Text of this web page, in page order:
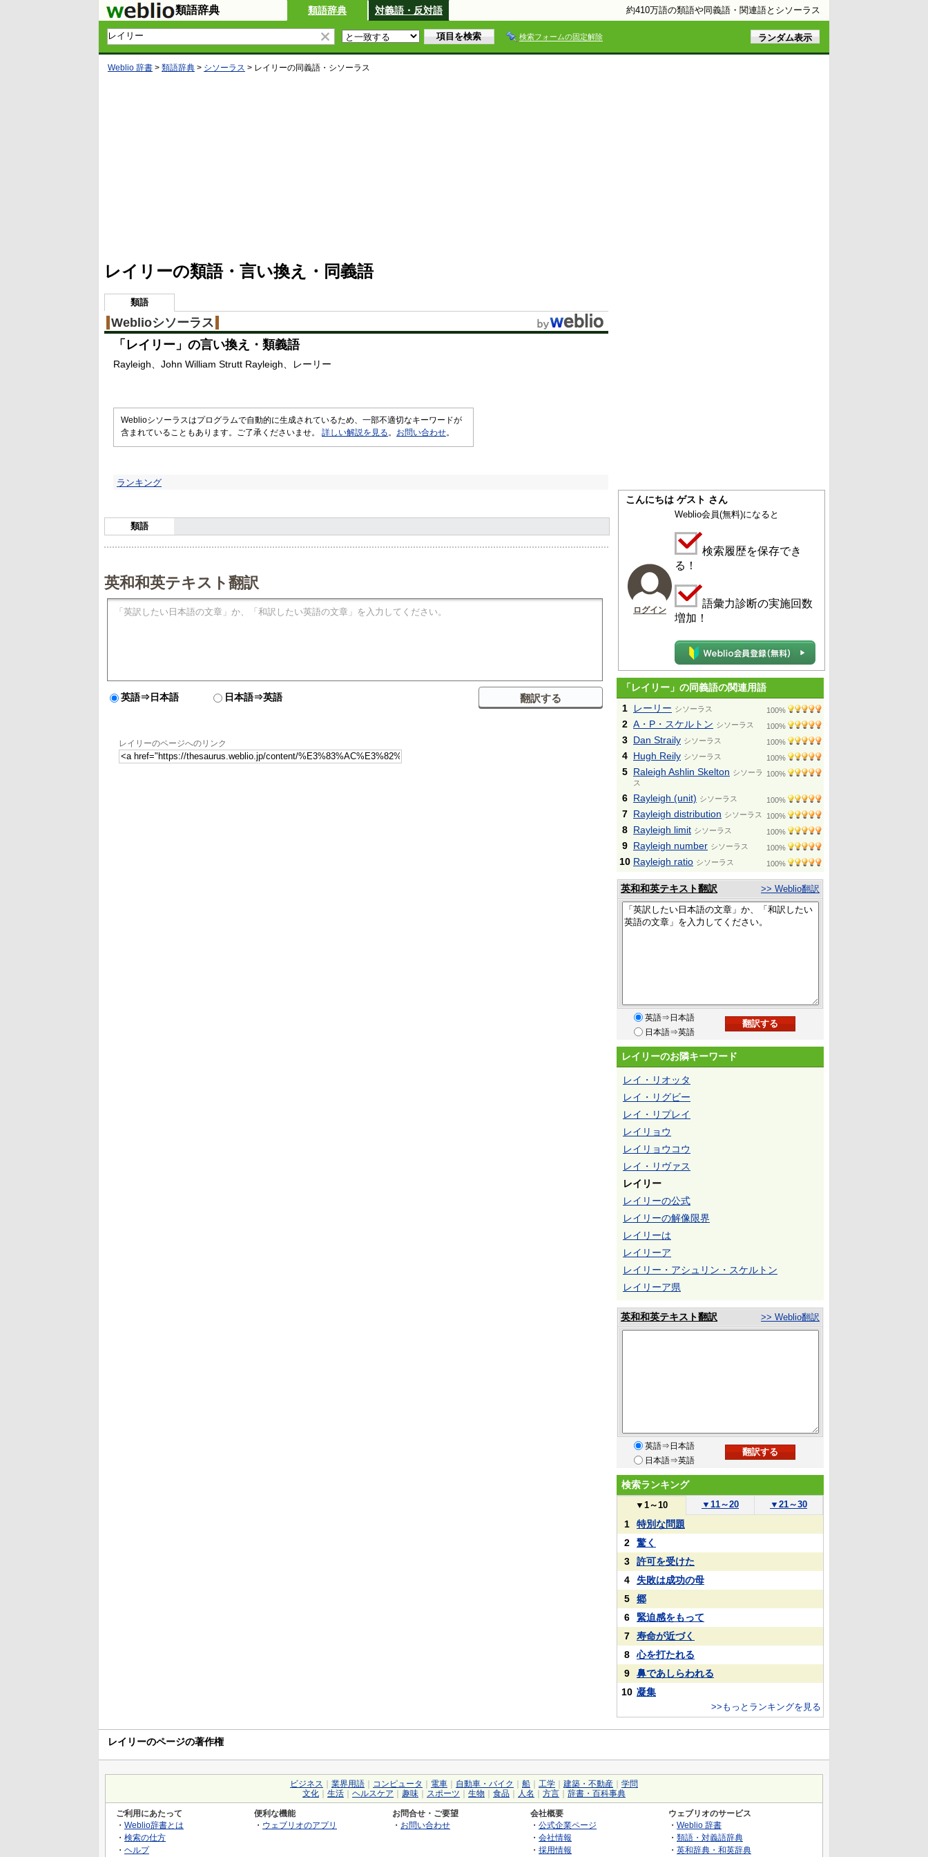
類語辞典 類語辞典 対義語・反対語 約410万語の類語や同義語・関連語とシソーラス
検索フォームの固定解除
Weblio 辞書 > 類語辞典 > シソーラス > レイリーの同義語・シソーラス
4
5
.
%
レイリーの類語・言い換え・同義語
類語
Weblioシソーラス
「 レイリー 」の言い換え・類義語
Rayleigh John William Strutt Rayleigh レーリー
Weblioシソーラスはプログラムで自動的に生成されているため、一部不適切なキーワードが
含まれていることもあります。ご了承くださいませ。 詳しい解説を見る 。 お問い合わせ。
ランキング
類語
英和和英テキスト翻訳
英語⇒日本語 日本語⇒英語
レイリーのページへのリンク
こんにちは ゲスト さん
ログイン
Weblio会員(無料)になると
検索履歴を保存でき
る！
語彙力診断の実施回数
増加！
「レイリー」の同義語の関連用語
1
レーリー シソーラス 100%
2 A・P・スケルトン シソーラス 100%
3 Dan Straily シソーラス 100%
4 Hugh Reily シソーラス 100%
5 Raleigh Ashlin Skelton シソーラ
ス
100%
6 Rayleigh (unit) シソーラス 100%
7 Rayleigh distribution シソーラス 100%
8 Rayleigh limit シソーラス 100%
9 Rayleigh number シソーラス 100%
10 Rayleigh ratio シソーラス 100%
英和和英テキスト翻訳 >> Weblio翻訳
英語⇒日本語
日本語⇒英語
レイリーのお隣キーワード
レイ・リオッタ
レイ・リグビー
レイ・リプレイ
レイリョウ
レイリョウコウ
レイ・リヴァス
レイリー
レイリーの公式
レイリーの解像限界
レイリーは
レイリーア
レイリー・アシュリン・スケルトン
レイリーア県
英和和英テキスト翻訳 >> Weblio翻訳
英語⇒日本語
日本語⇒英語
検索ランキング
▼ 1～10 ▼ 11～20 ▼ 21～30
1
特別な問題
2
驚く
3
許可を受けた
4
失敗は成功の母
5
郷
6
緊迫感をもって
7
寿命が近づく
8
心を打たれる
9
鼻であしらわれる
10 凝集
>>もっとランキングを見る
レイリーのページの著作権
ビジネス 業界用語 コンピュータ 電車 自動車・バイク 船 工学 建築・不動産
学問
文化
生活 ヘルスケア 趣味 スポーツ 生物 食品 人名 方言 辞書・百科事典
ご利用にあたって
・ Weblio辞書とは
・ 検索の仕方
・ ヘルプ
便利な機能
・ ウェブリオのアプリ
お問合せ・ご要望
・ お問い合わせ
会社概要
・ 公式企業ページ
・ 会社情報
・ 採用情報
ウェブリオのサービス
・ Weblio 辞書
・ 類語・対義語辞典
・ 英和辞典・和英辞典